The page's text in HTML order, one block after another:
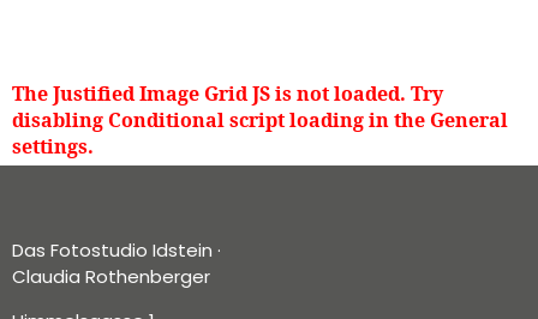
The Justified Image Grid JS is not loaded. Try
disabling Conditional script loading in the General
settings.
Das Fotostudio Idstein ·
Claudia Rothenberger